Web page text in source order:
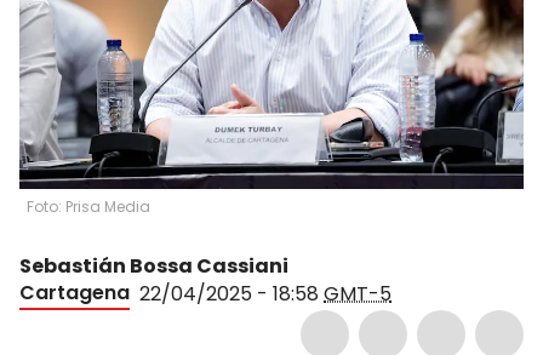
Foto: Prisa Media
Sebastián Bossa Cassiani
Cartagena 22/04/2025 - 18:58 GMT-5